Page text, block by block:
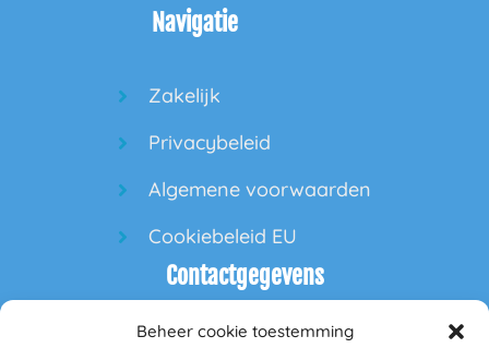
Beheer cookie toestemming
Navigatie
Zakelijk
Privacybeleid
Algemene voorwaarden
Cookiebeleid EU
Contactgegevens